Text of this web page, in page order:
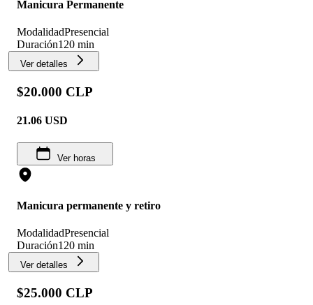
Manicura Permanente
ModalidadPresencial
Duración120 min
Ver detalles
$20.000 CLP
21.06 USD
Ver horas
Manicura permanente y retiro
ModalidadPresencial
Duración120 min
Ver detalles
$25.000 CLP